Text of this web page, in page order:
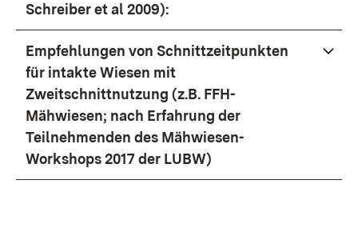
Schreiber et al 2009):
Empfehlungen von Schnittzeitpunkten
für intakte Wiesen mit
Zweitschnittnutzung (z.B. FFH-
Mähwiesen; nach Erfahrung der
Teilnehmenden des Mähwiesen-
Workshops 2017 der LUBW)